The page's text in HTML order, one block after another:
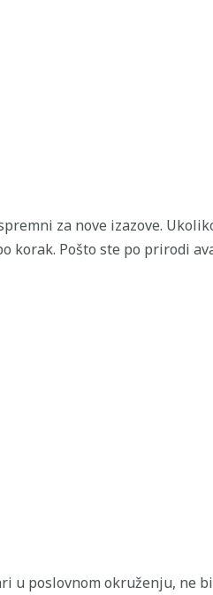
za nove izazove.
korak. Pošto ste po prirodi
u poslovnom okruženju, ne